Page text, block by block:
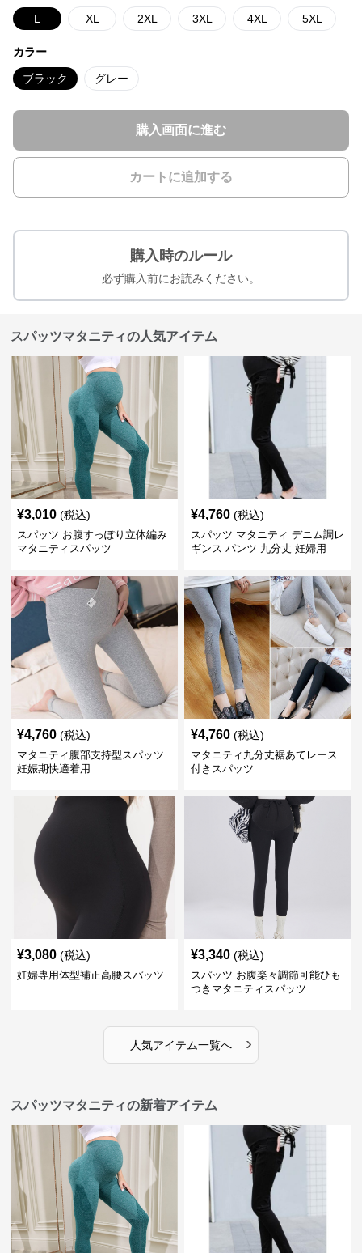
L XL 2XL 3XL 4XL 5XL
カラー
ブラック グレー
購入画面に進む
カートに追加する
購入時のルール
必ず購入前にお読みください。
スパッツマタニティの人気アイテム
¥3,010 (税込)
スパッツ お腹すっぽり立体編み
マタニティスパッツ
¥4,760 (税込)
スパッツ マタニティ デニム調レ
ギンス パンツ 九分丈 妊婦用
¥4,760 (税込)
マタニティ腹部支持型スパッツ
妊娠期快適着用
¥4,760 (税込)
マタニティ九分丈裾あてレース
付きスパッツ
¥3,080 (税込)
妊婦専用体型補正高腰スパッツ
¥3,340 (税込)
スパッツ お腹楽々調節可能ひも
つきマタニティスパッツ
人気アイテム一覧へ ›
スパッツマタニティの新着アイテム